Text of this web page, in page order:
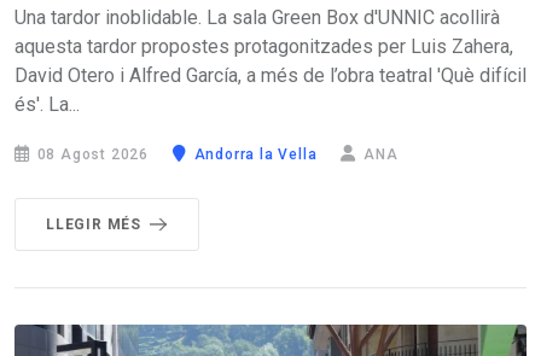
Una tardor inoblidable. La sala Green Box d'UNNIC acollirà
aquesta tardor propostes protagonitzades per Luis Zahera,
David Otero i Alfred García, a més de l’obra teatral 'Què difícil
és'. La...
08 Agost 2026 Andorra la Vella ANA
LLEGIR MÉS